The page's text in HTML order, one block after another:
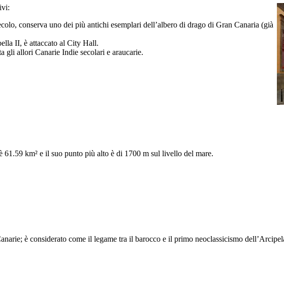
conserva uno dei più antichi esemplari dell’albero di drago di Gran Canaria (già
II, è attaccato al City Hall.
gli allori Canarie Indie secolari e araucarie.
61.59 km² e il suo punto più alto è di 1700 m sul livello del mare.
è considerato come il legame tra il barocco e il primo neoclassicismo